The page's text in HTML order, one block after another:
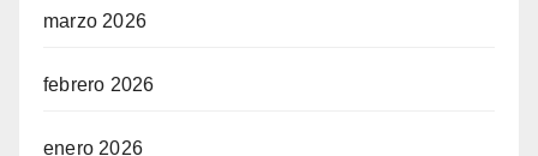
marzo 2026
febrero 2026
enero 2026